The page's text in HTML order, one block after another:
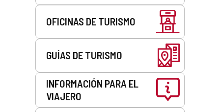
OFICINAS DE TURISMO
GUÍAS DE TURISMO
INFORMACIÓN PARA EL
VIAJERO